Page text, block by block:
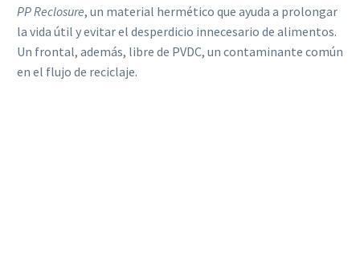
PP Reclosure, un material hermético que ayuda a prolongar
la vida útil y evitar el desperdicio innecesario de alimentos.
Un frontal, además, libre de PVDC, un contaminante común
en el flujo de reciclaje.